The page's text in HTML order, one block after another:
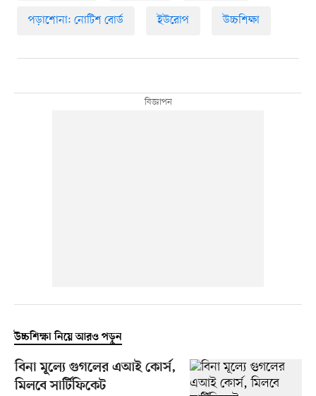
পড়াশোনা: নোটিশ বোর্ড ইউরোপ উচ্চশিক্ষা
উচ্চশিক্ষা নিয়ে আরও পড়ুন
বিনা মূল্যে গুগলের এআই কোর্স,
মিলবে সার্টিফিকেট